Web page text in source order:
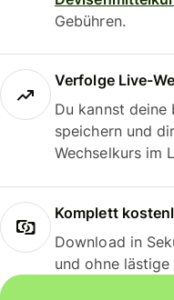
Gebühren.
Verfolge Live-
Du kannst deine
speichern und
Wechselkurs im
Komplett
Download in
und ohne lästige